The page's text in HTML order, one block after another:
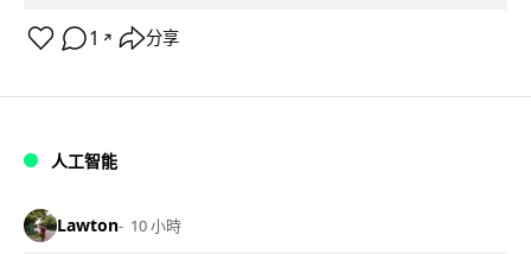
1 ↗ 分享
人工智能
Lawton 10 小時